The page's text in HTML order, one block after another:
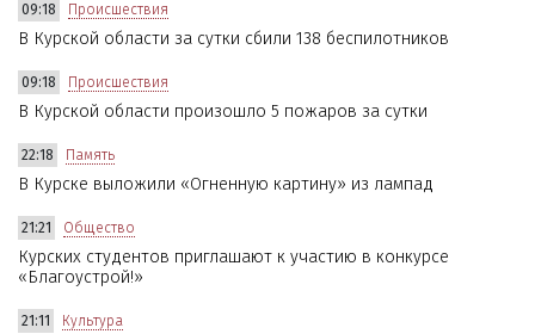
09:18 Происшествия
В Курской области за сутки сбили 138 беспилотников
09:18 Происшествия
В Курской области произошло 5 пожаров за сутки
22:18 Память
В Курске выложили «Огненную картину» из лампад
21:21 Общество
Курских студентов приглашают к участию в конкурсе
«Благоустрой!»
21:11 Культура